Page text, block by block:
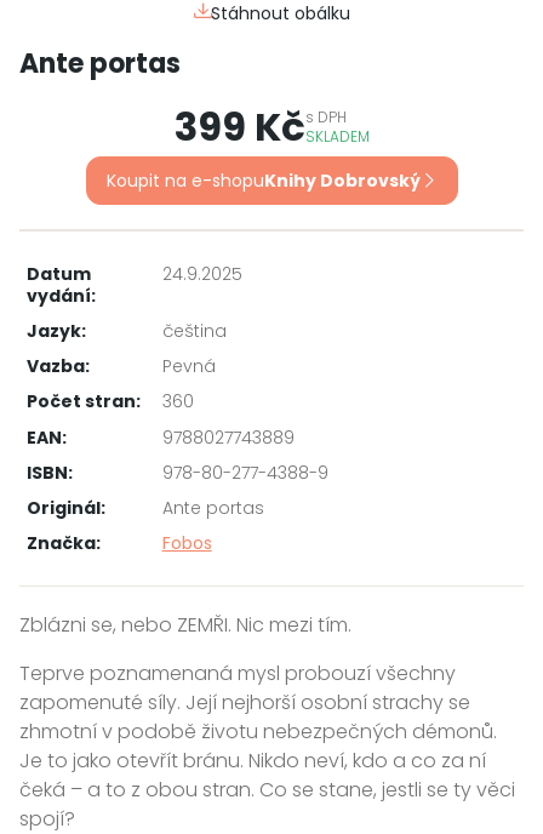
Stáhnout obálku
Ante portas
399 Kčs DPH
SKLADEM
Koupit na e-shopuKnihy Dobrovský
Datum
vydání:
24.9.2025
Jazyk:
čeština
Vazba:
Pevná
Počet stran:
360
EAN:
9788027743889
ISBN:
978-80-277-4388-9
Originál:
Ante portas
Značka:
Fobos
Zblázni se, nebo ZEMŘI. Nic mezi tím.
Teprve poznamenaná mysl probouzí všechny
zapomenuté síly. Její nejhorší osobní strachy se
zhmotní v podobě životu nebezpečných démonů.
Je to jako otevřít bránu. Nikdo neví, kdo a co za ní
čeká – a to z obou stran. Co se stane, jestli se ty věci
spojí?